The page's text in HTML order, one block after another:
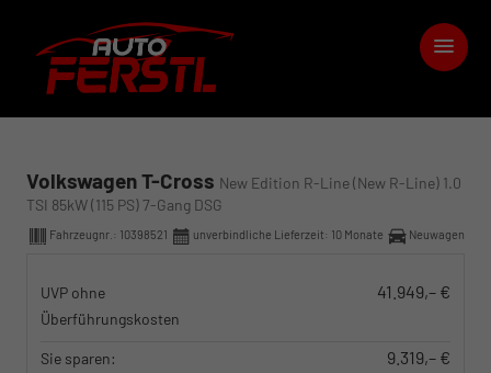
Volkswagen T-Cross New Edition R-Line (New R-Line) 1.0
TSI 85kW (115 PS) 7-Gang DSG
Fahrzeugnr.: 10398521 unverbindliche Lieferzeit: 10 Monate Neuwagen
UVP ohne
Überführungskosten
41.949,– €
Sie sparen:
9.319,– €